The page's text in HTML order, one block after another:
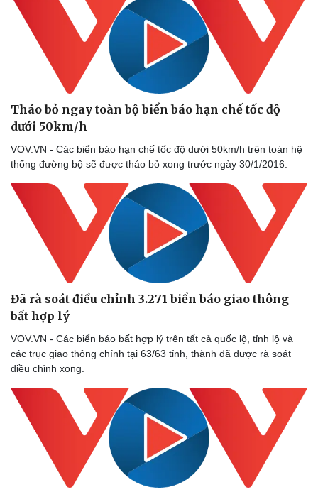
eSports
Hậu trường
Tháo bỏ ngay toàn bộ biển báo hạn chế tốc độ
dưới 50km/h
VOV.VN - Các biển báo hạn chế tốc độ dưới 50km/h trên toàn hệ
thống đường bộ sẽ được tháo bỏ xong trước ngày 30/1/2016.
Đã rà soát điều chỉnh 3.271 biển báo giao thông
bất hợp lý
VOV.VN - Các biển báo bất hợp lý trên tất cả quốc lộ, tỉnh lộ và
các trục giao thông chính tại 63/63 tỉnh, thành đã được rà soát
điều chỉnh xong.